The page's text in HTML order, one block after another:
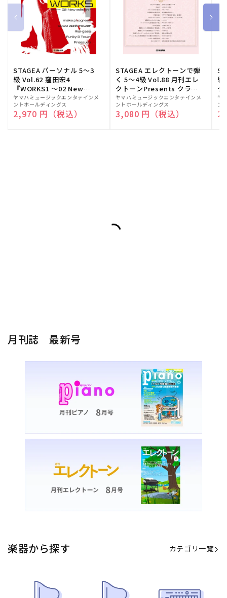
STAGEA パーソナル 5～3
級 Vol.62 窪田宏4
『WORKS1 ～02 New
edition～』
販
売
元:
ヤマハミュージックエンタテインメ
ントホールディングス
通常価格
2,970 円（税込）
STAGEA エレクトーンで弾
く 5～4級 Vol.88 月刊エレ
クトーンPresents クラシ
ック名曲集
販
売
元:
ヤマハミュージックエンタテインメ
ントホールディングス
通常価格
3,080 円（税込）
級
ク
販
売
元:
ヤ
ン
カテゴリ一覧